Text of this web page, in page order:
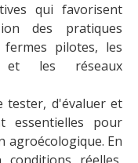
qui favorisent
des pratiques
pilotes, les
et les réseaux
tester, d'évaluer et
essentielles pour
agroécologique. En